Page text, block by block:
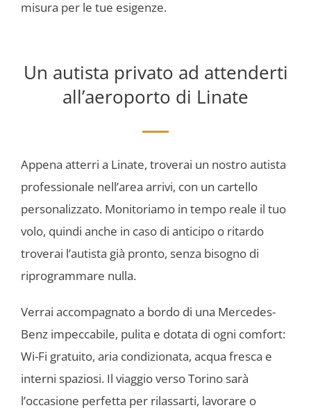
misura per le tue esigenze.
Un autista privato ad attenderti
all’aeroporto di Linate
Appena atterri a Linate, troverai un nostro autista
professionale nell’area arrivi, con un cartello
personalizzato. Monitoriamo in tempo reale il tuo
volo, quindi anche in caso di anticipo o ritardo
troverai l’autista già pronto, senza bisogno di
riprogrammare nulla.
Verrai accompagnato a bordo di una Mercedes-
Benz impeccabile, pulita e dotata di ogni comfort:
Wi-Fi gratuito, aria condizionata, acqua fresca e
interni spaziosi. Il viaggio verso Torino sarà
l’occasione perfetta per rilassarti, lavorare o